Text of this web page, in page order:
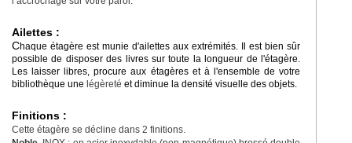
Ailettes :
Chaque étagère est munie d'ailettes aux extrémités. Il est bien sûr
possible de disposer des livres sur toute la longueur de l'étagère.
Les laisser libres, procure aux étagères et à l'ensemble de votre
bibliothèque une légèreté et diminue la densité visuelle des objets.
Finitions :
Cette étagère se décline dans 2 finitions.